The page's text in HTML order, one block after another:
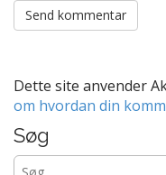
Dette site anvender
om hvordan din
Søg
Søg